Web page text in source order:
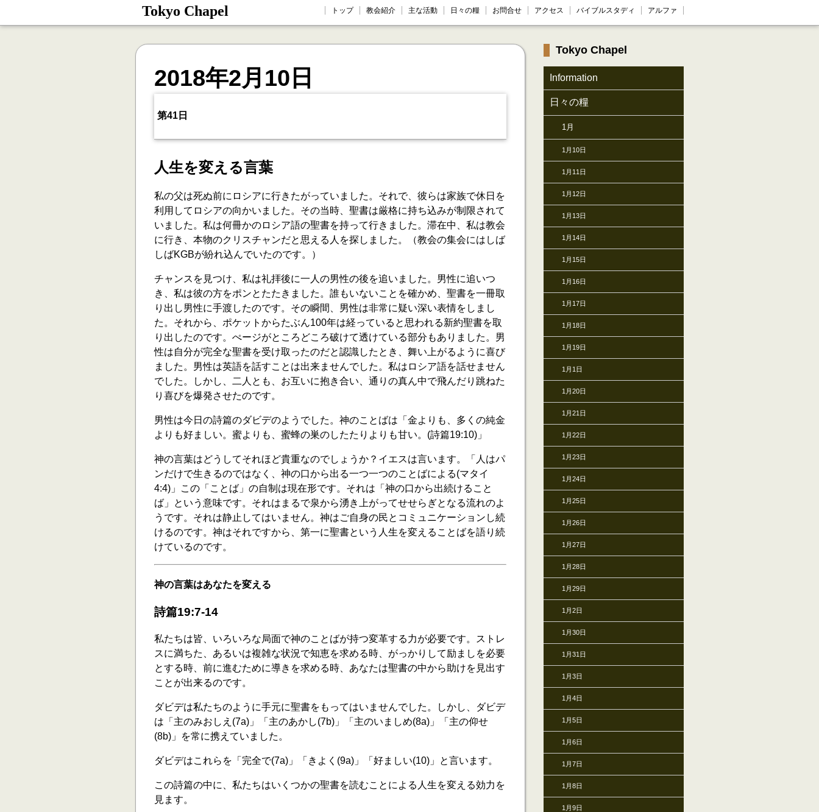
Tokyo Chapel トップ 教会紹介 主な活動 日々の糧 お問合せ アクセス バイブルスタディ アルファ
2018年2月10日
第41日
人生を変える言葉
私の父は死ぬ前にロシアに行きたがっていました。それで、彼らは家族で休日を
利用してロシアの向かいました。その当時、聖書は厳格に持ち込みが制限されて
いました。私は何冊かのロシア語の聖書を持って行きました。滞在中、私は教会
に行き、本物のクリスチャンだと思える人を探しました。（教会の集会にはしば
しばKGBが紛れ込んでいたのです。）
チャンスを見つけ、私は礼拝後に一人の男性の後を追いました。男性に追いつ
き、私は彼の方をポンとたたきました。誰もいないことを確かめ、聖書を一冊取
り出し男性に手渡したのです。その瞬間、男性は非常に疑い深い表情をしまし
た。それから、ポケットからたぶん100年は経っていると思われる新約聖書を取
り出したのです。ぺージがところどころ破けて透けている部分もありました。男
性は自分が完全な聖書を受け取ったのだと認識したとき、舞い上がるように喜び
ました。男性は英語を話すことは出来ませんでした。私はロシア語を話せません
でした。しかし、二人とも、お互いに抱き合い、通りの真ん中で飛んだり跳ねた
り喜びを爆発させたのです。
男性は今日の詩篇のダビデのようでした。神のことばは「金よりも、多くの純金
よりも好ましい。蜜よりも、蜜蜂の巣のしたたりよりも甘い。(詩篇19:10)」
神の言葉はどうしてそれほど貴重なのでしょうか？イエスは言います。「人はパ
ンだけで生きるのではなく、神の口から出る一つ一つのことばによる(マタイ
4:4)」この「ことば」の自制は現在形です。それは「神の口から出続けること
ば」という意味です。それはまるで泉から湧き上がってせせらぎとなる流れのよ
うです。それは静止してはいません。神はご自身の民とコミュニケーションし続
けるのです。神はそれですから、第一に聖書という人生を変えることばを語り続
けているのです。
神の言葉はあなたを変える
詩篇19:7-14
私たちは皆、いろいろな局面で神のことばが持つ変革する力が必要です。ストレ
スに満ちた、あるいは複雑な状況で知恵を求める時、がっかりして励ましを必要
とする時、前に進むために導きを求める時、あなたは聖書の中から助けを見出す
ことが出来るのです。
ダビデは私たちのように手元に聖書をもってはいませんでした。しかし、ダビデ
は「主のみおしえ(7a)」「主のあかし(7b)」「主のいましめ(8a)」「主の仰せ
(8b)」を常に携えていました。
ダビデはこれらを「完全で(7a)」「きよく(9a)」「好ましい(10)」と言います。
この詩篇の中に、私たちはいくつかの聖書を読むことによる人生を変える効力を
見ます。
Tokyo Chapel
Information
日々の糧
1月
1月10日
1月11日
1月12日
1月13日
1月14日
1月15日
1月16日
1月17日
1月18日
1月19日
1月1日
1月20日
1月21日
1月22日
1月23日
1月24日
1月25日
1月26日
1月27日
1月28日
1月29日
1月2日
1月30日
1月31日
1月3日
1月4日
1月5日
1月6日
1月7日
1月8日
1月9日